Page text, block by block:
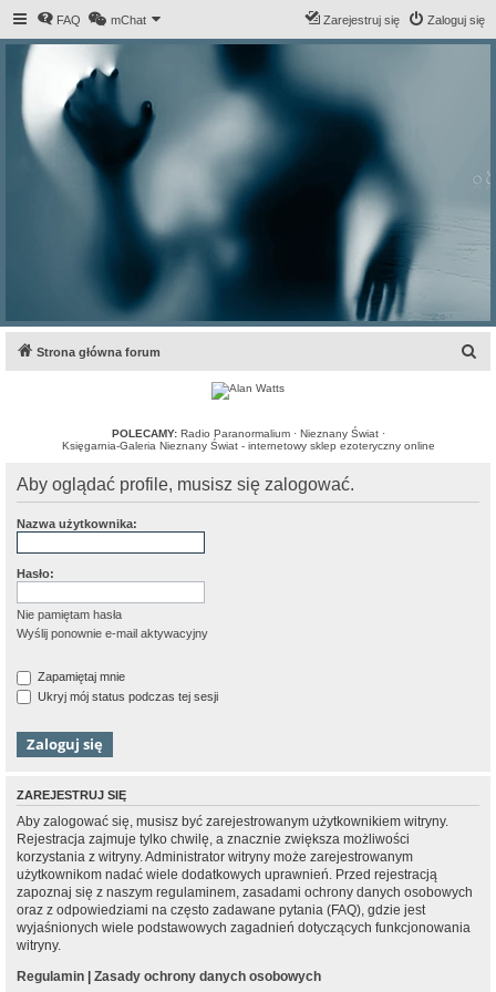
FAQ mChat Zaloguj się
Zarejestruj się
Strona główna forum
POLECAMY: Radio Paranormalium· Nieznany Świat·
Księgarnia-Galeria Nieznany Świat - internetowy sklep ezoteryczny online
Aby oglądać profile, musisz się zalogować.
Nazwa użytkownika:
Hasło:
Nie pamiętam hasła
Wyślij ponownie e-mail aktywacyjny
Zapamiętaj mnie
Ukryj mój status podczas tej sesji
ZAREJESTRUJ SIĘ
Aby zalogować się, musisz być zarejestrowanym użytkownikiem witryny.
Rejestracja zajmuje tylko chwilę, a znacznie zwiększa możliwości
korzystania z witryny. Administrator witryny może zarejestrowanym
użytkownikom nadać wiele dodatkowych uprawnień. Przed rejestracją
zapoznaj się z naszym regulaminem, zasadami ochrony danych osobowych
oraz z odpowiedziami na często zadawane pytania (FAQ), gdzie jest
wyjaśnionych wiele podstawowych zagadnień dotyczących funkcjonowania
witryny.
Regulamin | Zasady ochrony danych osobowych